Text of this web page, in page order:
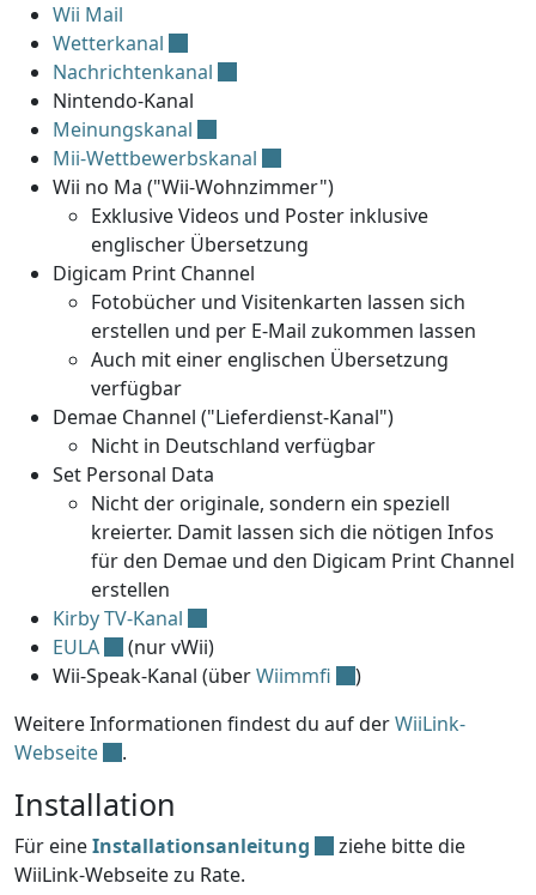
Wii Mail
Wetterkanal
Nachrichtenkanal
Nintendo-Kanal
Meinungskanal
Mii-Wettbewerbskanal
Wii no Ma ("Wii-Wohnzimmer")
Exklusive Videos und Poster inklusive
englischer Übersetzung
Digicam Print Channel
Fotobücher und Visitenkarten lassen sich
erstellen und per E-Mail zukommen lassen
Auch mit einer englischen Übersetzung
verfügbar
Demae Channel ("Lieferdienst-Kanal")
Nicht in Deutschland verfügbar
Set Personal Data
Nicht der originale, sondern ein speziell
kreierter. Damit lassen sich die nötigen Infos
für den Demae und den Digicam Print Channel
erstellen
Kirby TV-Kanal
EULA
(nur vWii)
Wii-Speak-Kanal (überWiimmfi
)
Weitere Informationen findest du auf derWiiLink-
Webseite
.
Installation
Für eineInstallationsanleitung
ziehe bitte die
WiiLink-Webseite zu Rate.